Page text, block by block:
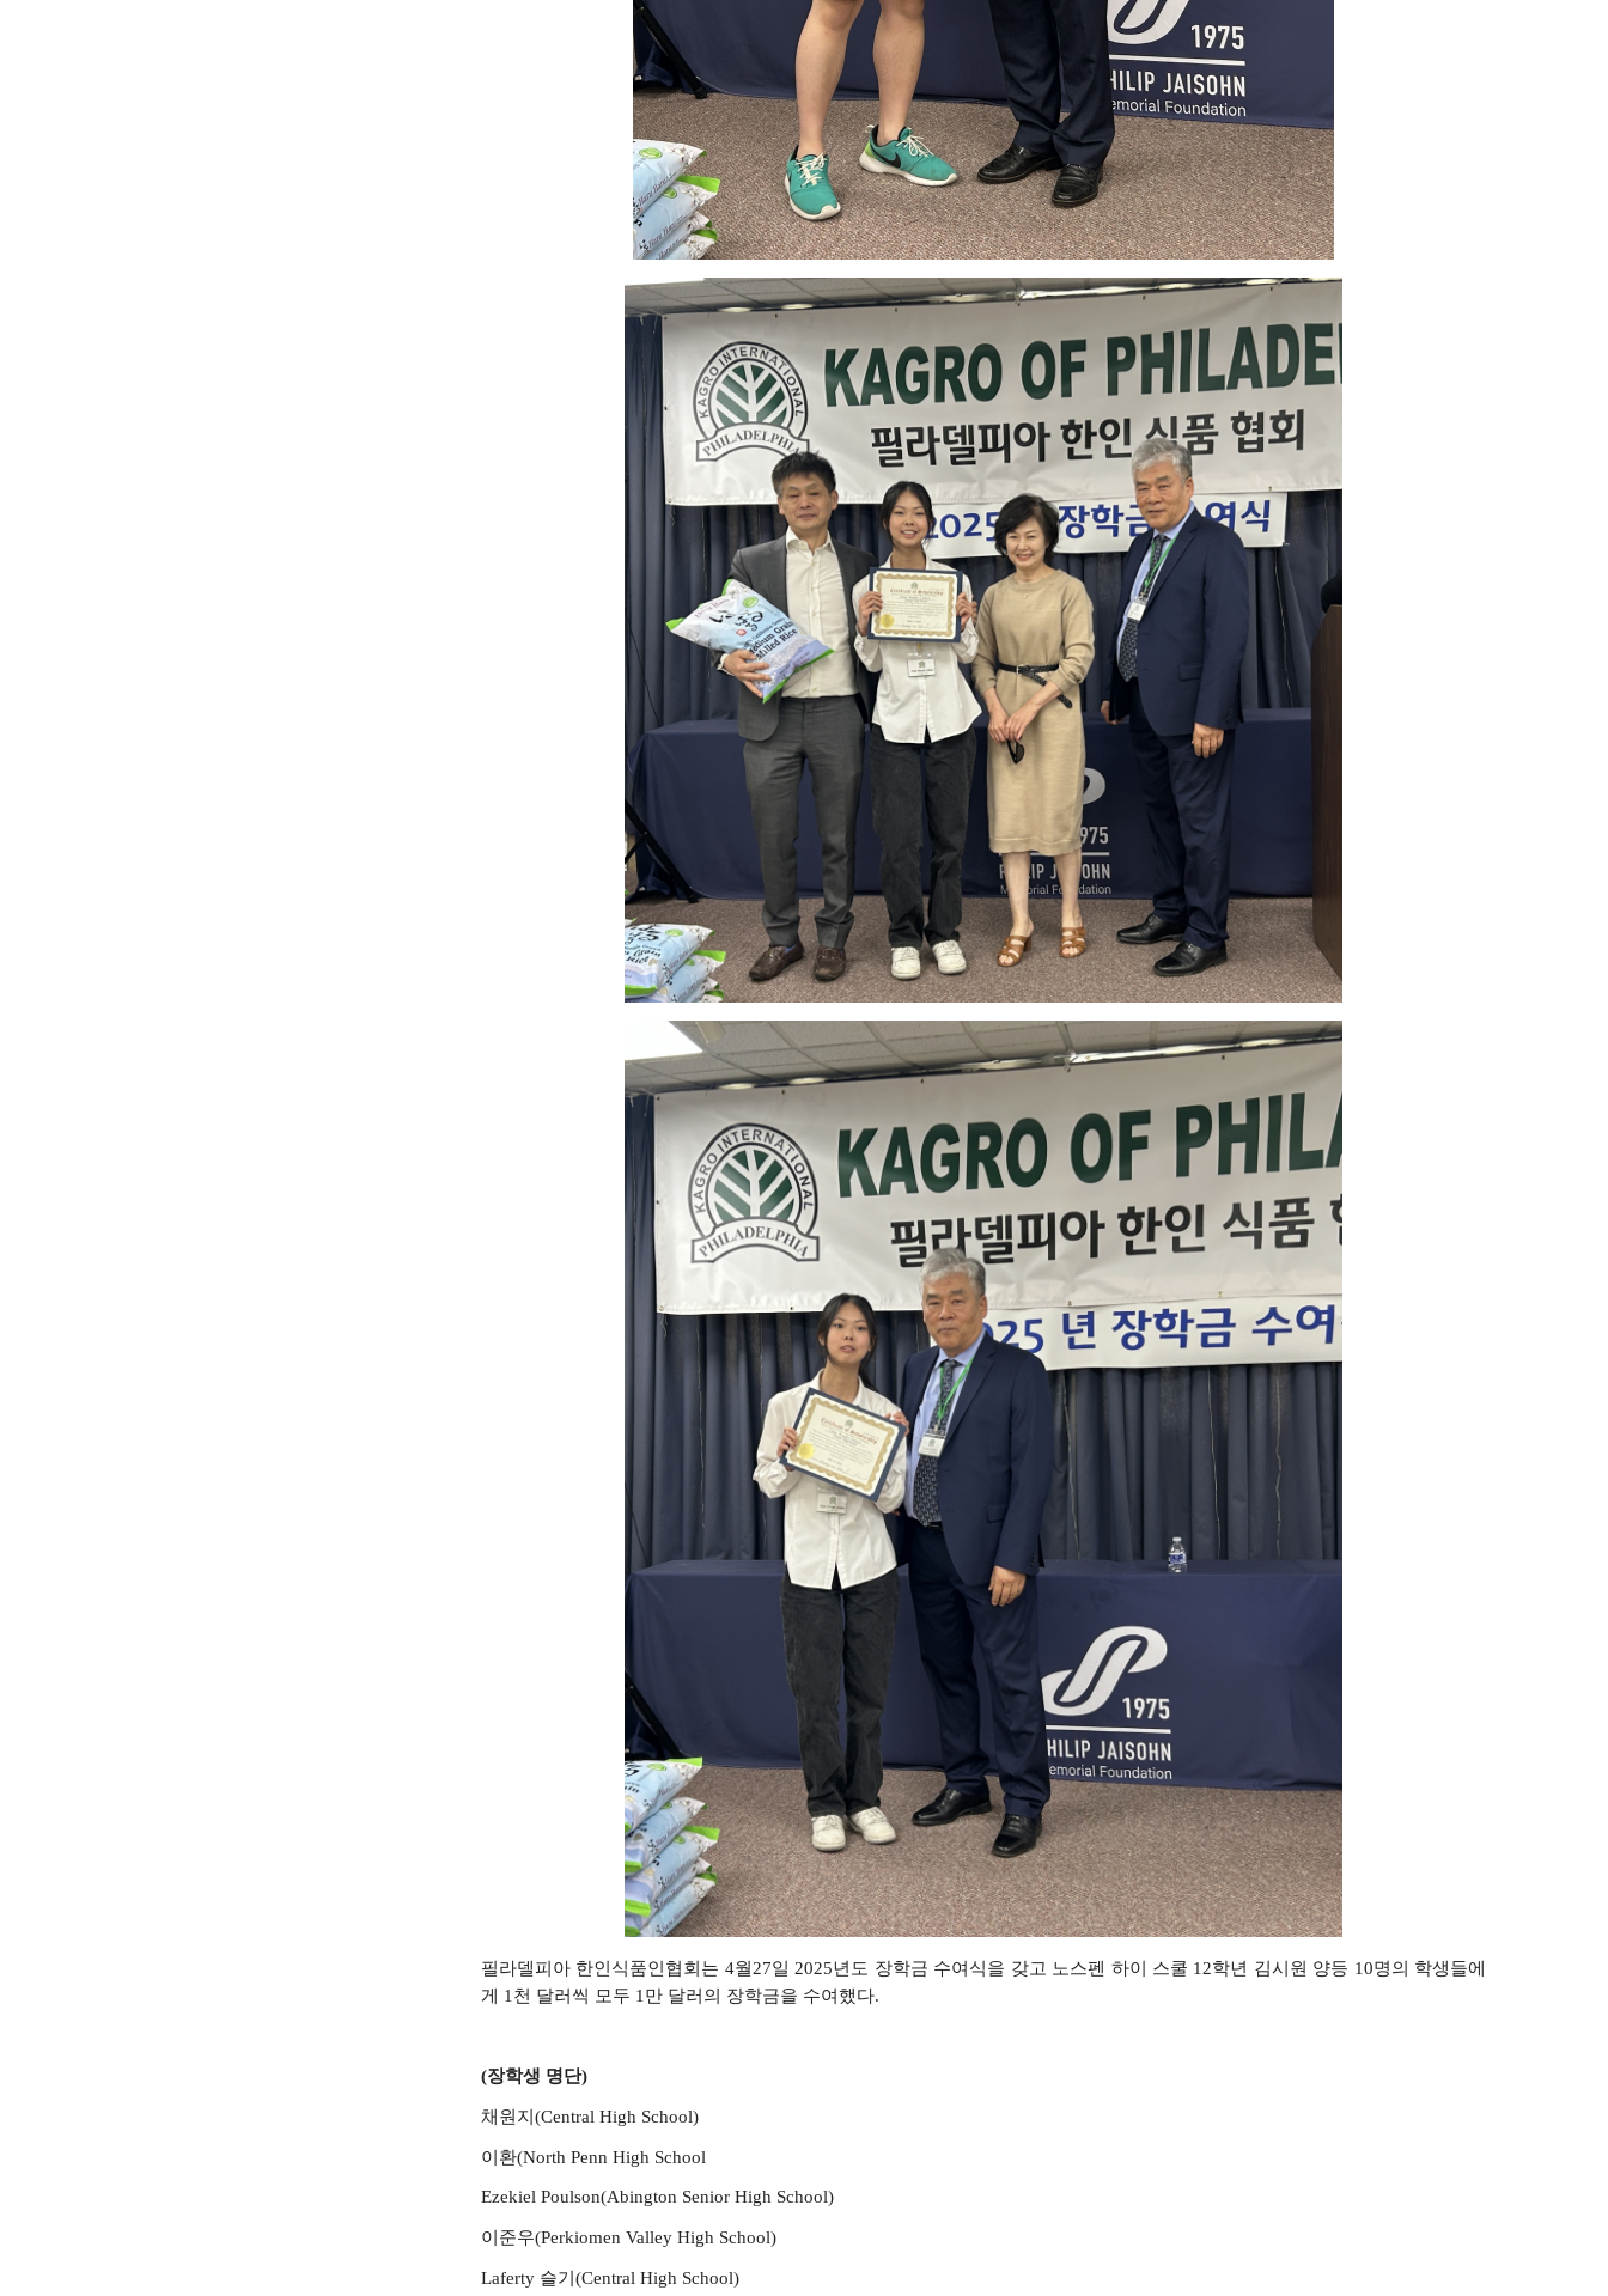
필라델피아 한인식품인협회는 4월27일 2025년도 장학금 수여식을 갖고 노스펜 하이 스쿨 12학년 김시원 양등 10명의 학생들에
게
1 천 달러씩 모두 1 만 달러의 장학금을 수여했다.
(장학생 명단)
채원지 (Central High School)
이환(North Penn High School
Ezekiel Poulson(Abington Senior High School)
이준우(Perkiomen Valley High School)
Laferty 슬기(Central High School)